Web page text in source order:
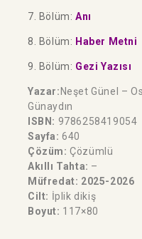
7. Bölüm: Anı
8. Bölüm: Haber Metni
9. Bölüm: Gezi Yazısı
Yazar: Neşet Günel –
Günaydın
ISBN: 9786258419054
Sayfa:640
Çözüm:Çözümlü
Akıllı Tahta: –
Müfredat: 2025-2026
Cilt: İplik dikiş
Boyut: 117×80